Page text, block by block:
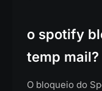
o spotify
temp mail?
O bloqueio do